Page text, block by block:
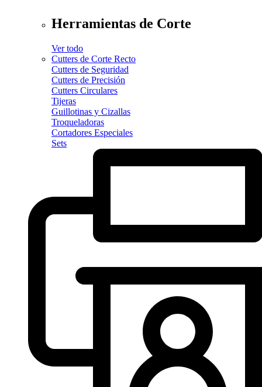
Herramientas de Corte
Ver todo
Cutters de Corte Recto
Cutters de Seguridad
Cutters de Precisión
Cutters Circulares
Tijeras
Guillotinas y Cizallas
Troqueladoras
Cortadores Especiales
Sets